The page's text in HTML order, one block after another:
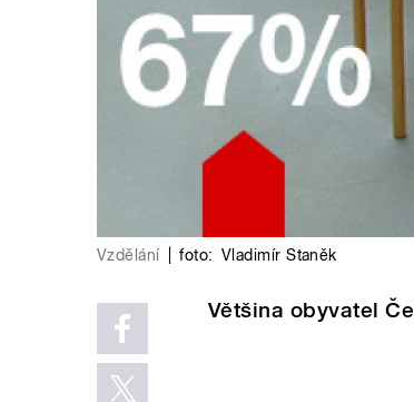
Vzdělání foto: Vladimír Staněk
Většina obyvatel